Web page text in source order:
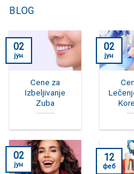
BLOG
Cene za
Izbeljivanje
Zuba
02
јун
02
јун
02
јун
12
феб